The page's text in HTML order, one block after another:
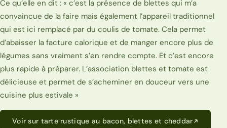
Ce qu’elle en dit : « c’est la présence de blettes qui m’a
convaincue de la faire mais également l’appareil traditionnel
qui est ici remplacé par du coulis de tomate. Cela permet
d’abaisser la facture calorique et de manger encore plus de
légumes sans vraiment s’en rendre compte. Et c’est encore
plus rapide à préparer. L’association blettes et tomate est
délicieuse et permet de s’acheminer en douceur vers une
cuisine plus estivale »
Voir sur tarte rustique au bacon, blettes et cheddar